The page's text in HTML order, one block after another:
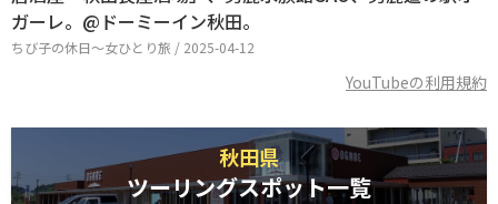
ガーレ。@ドーミーイン秋田。
ちび子の休日〜女ひとり旅 / 2025-04-12
YouTubeの利用規約
秋田県
ツーリングスポット一覧